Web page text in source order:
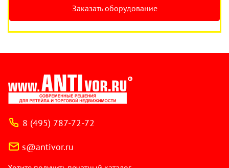
Заказать оборудование
8 (495) 787-72-72
s@antivor.ru